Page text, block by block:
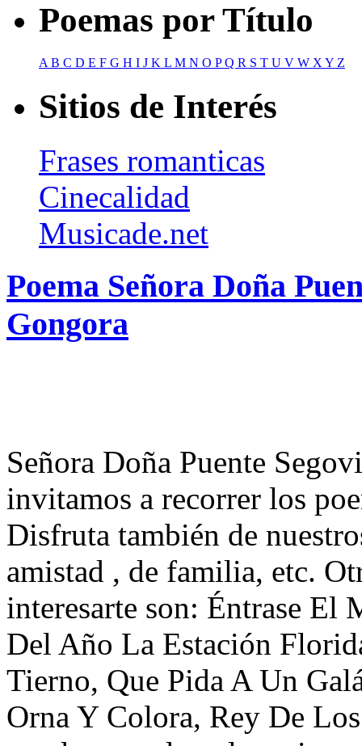
Poemas por Título
A B C D E F G H I J K L M N O PQ R S T U V W X Y Z
Sitios de Interés
Frases romanticas
Cinecalidad
Musicade.net
Poema Señora Doña
Gongora
Señora Doña Puente
invitamos a recorrer los
Disfruta también de
amistad , de familia, etc.
interesarte son: Éntrase El
Del Año La Estación
Tierno, Que Pida A Un
Orna Y Colora, Rey De